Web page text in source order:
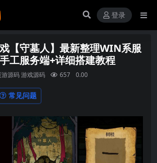
登录
【守墓人】最新整理WIN系服
工服务端+详细搭建教程
游源码游戏源码 657 0.00
常见问题